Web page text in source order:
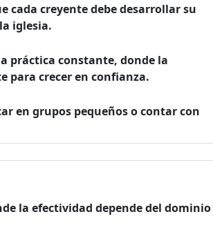
cada creyente debe desarrollar su
iglesia.
práctica constante, donde la
para crecer en confianza.
en grupos pequeños o contar con
la efectividad depende del dominio